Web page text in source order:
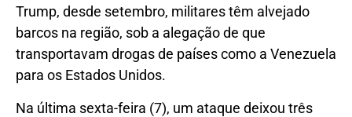
Trump, desde setembro, militares têm alvejado
barcos na região, sob a alegação de que
transportavam drogas de países como a Venezuela
para os Estados Unidos.
Na última sexta-feira (7), um ataque deixou três